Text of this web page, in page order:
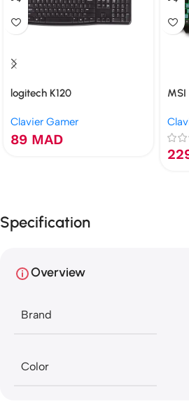
logitech K120
Clavier Gamer
89 MAD
MSI
Specification
Overview
Brand
Color